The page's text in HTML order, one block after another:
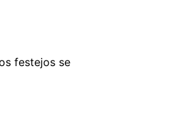
festejos se